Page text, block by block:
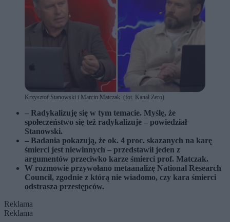
Krzysztof Stanowski i Marcin Matczak. (fot. Kanał Zero)
– Radykalizuję się w tym temacie. Myślę, że
społeczeństwo się też radykalizuje – powiedział
Stanowski.
– Badania pokazują, że ok. 4 proc. skazanych na karę
śmierci jest niewinnych – przedstawił jeden z
argumentów przeciwko karze śmierci prof. Matczak.
W rozmowie przywołano metaanalizę National Research
Council, zgodnie z którą nie wiadomo, czy kara śmierci
odstrasza przestępców.
Reklama
Reklama